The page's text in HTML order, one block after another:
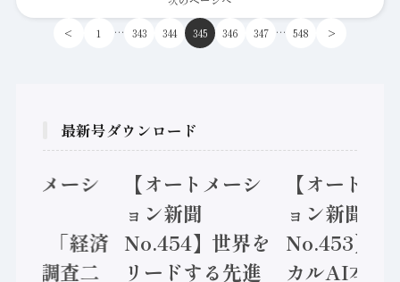
< 1 … 343 344 345 346 347 … 548 >
最新号ダウンロード
トメーシ
】「経済
態調査二
【オートメーシ
ョン新聞
No.454】世界を
リードする先進
【オートメ
ョン新聞
No.453】フ
カルAI本格